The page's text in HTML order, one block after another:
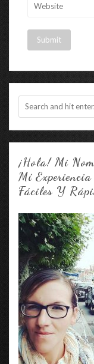
¡Hola! Mi
Mí
Fáciles Y